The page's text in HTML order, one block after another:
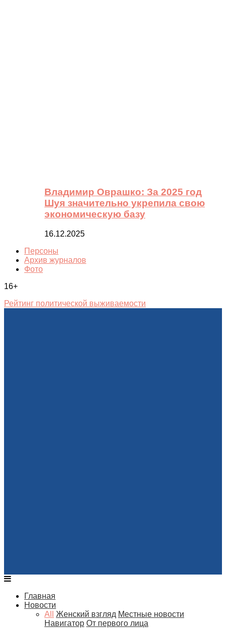
Владимир Оврашко: За 2025 год
Шуя значительно укрепила свою
экономическую базу
16.12.2025
Персоны
Архив журналов
Фото
16+
Рейтинг политической выживаемости
Главная
Новости
All
Женский взгляд Местные новости
Навигатор От первого лица